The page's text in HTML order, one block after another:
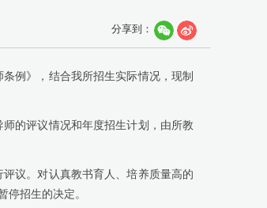
分享到：
例》
，结合我所招生实际情况，现制
的评议情况和年度招生计划，由所教
议。对认真教书育人、培养质量高的
招生的决定。